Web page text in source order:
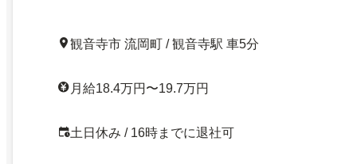
観音寺市 流岡町 / 観音寺駅 車5分
月給18.4万円〜19.7万円
土日休み / 16時までに退社可